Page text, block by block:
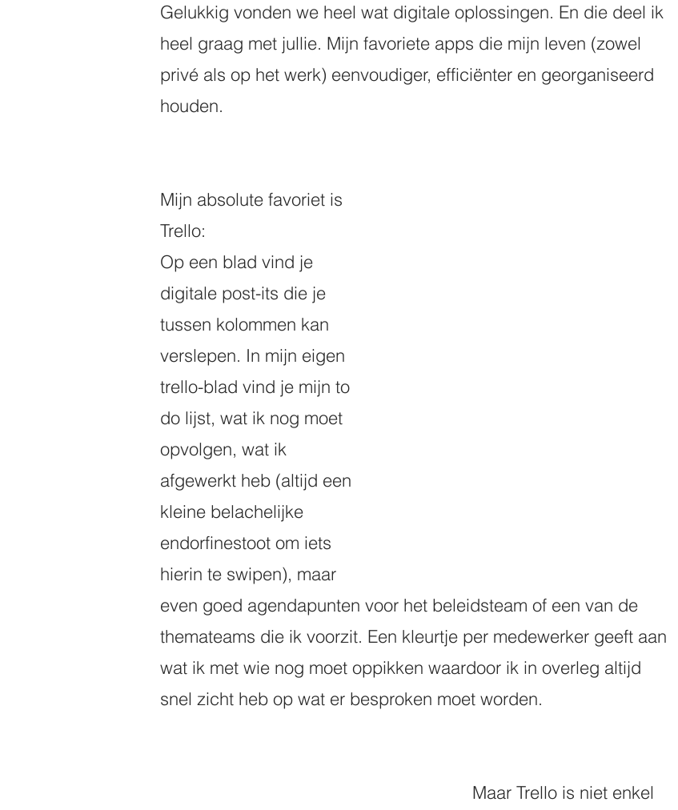
Gelukkig vonden we heel wat digitale oplossingen. En die deel ik
heel graag met jullie. Mijn favoriete apps die mijn leven (zowel
privé als op het werk) eenvoudiger, efficiënter en georganiseerd
houden.
Mijn absolute favoriet is
Trello:
Op een blad vind je
digitale post-its die je
tussen kolommen kan
verslepen. In mijn eigen
trello-blad vind je mijn to
do lijst, wat ik nog moet
opvolgen, wat ik
afgewerkt heb (altijd een
kleine belachelijke
endorfinestoot om iets
hierin te swipen), maar
even goed agendapunten voor het beleidsteam of een van de
themateams die ik voorzit. Een kleurtje per medewerker geeft aan
wat ik met wie nog moet oppikken waardoor ik in overleg altijd
snel zicht heb op wat er besproken moet worden.
Maar Trello is niet enkel